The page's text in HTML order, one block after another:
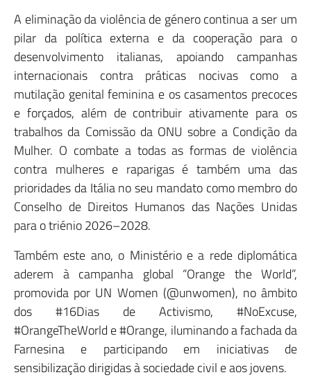
A eliminação da violência de género continua a ser um
pilar da política externa e da cooperação para o
desenvolvimento italianas, apoiando campanhas
internacionais contra práticas nocivas como a
mutilação genital feminina e os casamentos precoces
e forçados, além de contribuir ativamente para os
trabalhos da Comissão da ONU sobre a Condição da
Mulher. O combate a todas as formas de violência
contra mulheres e raparigas é também uma das
prioridades da Itália no seu mandato como membro do
Conselho de Direitos Humanos das Nações Unidas
para o triénio 2026–2028.
Também este ano, o Ministério e a rede diplomática
aderem à campanha global “Orange the World”,
promovida por UN Women (@unwomen), no âmbito
dos #16Dias de Activismo, #NoExcuse,
#OrangeTheWorld e #Orange, iluminando a fachada da
Farnesina e participando em iniciativas de
sensibilização dirigidas à sociedade civil e aos jovens.